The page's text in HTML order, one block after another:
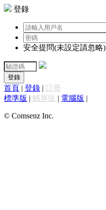
登錄
安全提問(未設定請忽略)
登錄
首頁 | 登錄 | 註冊
標準版 | 觸屏版 | 電腦版 |
© Comsenz Inc.